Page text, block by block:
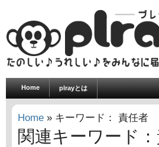
Home plrayとは
Home » キーワード： 責任者
関連キーワード